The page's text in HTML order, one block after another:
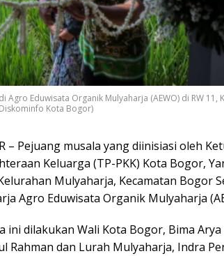
Eduwisata Organik Mulyaharja (AEWO) di RW 11,
Kota Bogor)
– Pejuang musala yang diinisiasi oleh
Keluarga (TP-PKK) Kota Bogor,
Mulyaharja, Kecamatan Bogor
Agro Eduwisata Organik Mulyaharja
ini dilakukan Wali Kota Bogor, Bima Arya
Rahman dan Lurah Mulyaharja, Indra